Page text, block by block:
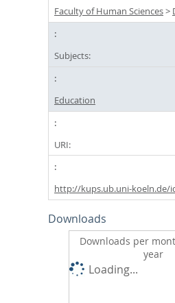
Faculty of Human Sciences>
Subjects:
Education
URI:
http://kups.ub.uni-koeln.de/
Downloads
Downloads per
year
Loading...